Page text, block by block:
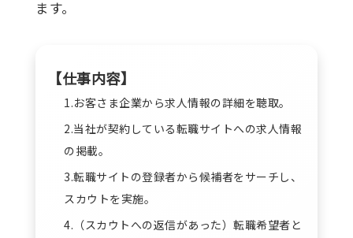
ます。
【仕事内容】
1.お客さま企業から求人情報の詳細を聴取。
2.当社が契約している転職サイトへの求人情報
の掲載。
3.転職サイトの登録者から候補者をサーチし、
スカウトを実施。
4.（スカウトへの返信があった）転職希望者と